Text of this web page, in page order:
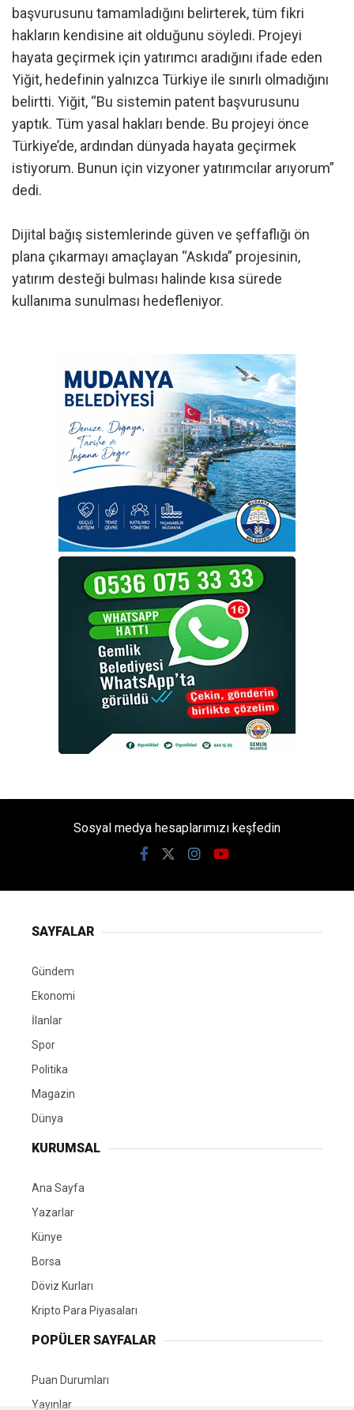
başvurusunu tamamladığını belirterek, tüm fikri
hakların kendisine ait olduğunu söyledi. Projeyi
hayata geçirmek için yatırımcı aradığını ifade eden
Yiğit, hedefinin yalnızca Türkiye ile sınırlı olmadığını
belirtti. Yiğit, “Bu sistemin patent başvurusunu
yaptık. Tüm yasal hakları bende. Bu projeyi önce
Türkiye’de, ardından dünyada hayata geçirmek
istiyorum. Bunun için vizyoner yatırımcılar arıyorum”
dedi.
Dijital bağış sistemlerinde güven ve şeffaflığı ön
plana çıkarmayı amaçlayan “Askıda” projesinin,
yatırım desteği bulması halinde kısa sürede
kullanıma sunulması hedefleniyor.
Sosyal medya hesaplarımızı keşfedin
SAYFALAR
Gündem
Ekonomi
İlanlar
Spor
Politika
Magazin
Dünya
KURUMSAL
Ana Sayfa
Yazarlar
Künye
Borsa
Döviz Kurları
Kripto Para Piyasaları
POPÜLER SAYFALAR
Puan Durumları
Yayınlar